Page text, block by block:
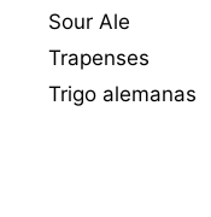
Sour Ale
Trapenses
Trigo alemanas